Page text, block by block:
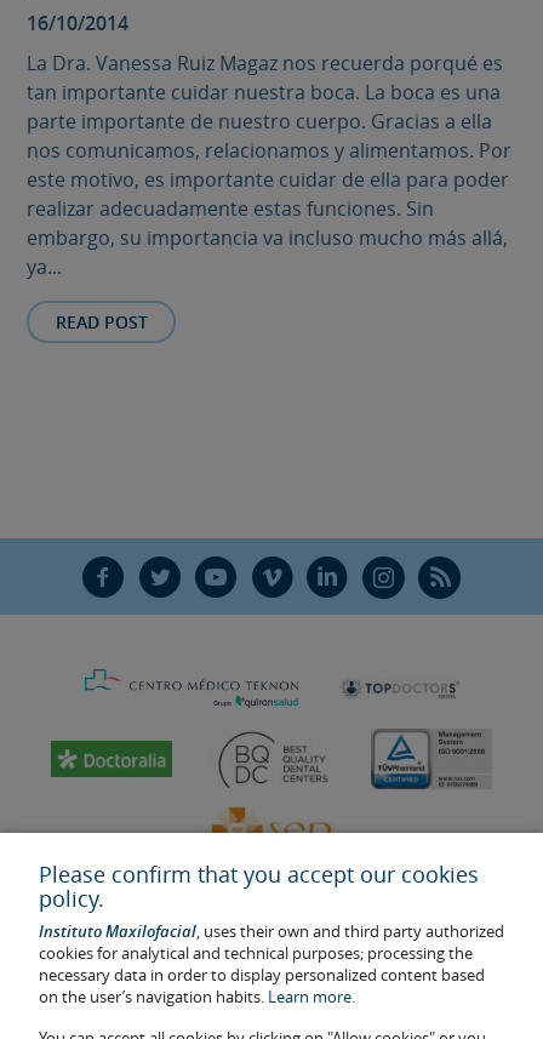
16/10/2014
La Dra. Vanessa Ruiz Magaz nos recuerda porqué es
tan importante cuidar nuestra boca. La boca es una
parte importante de nuestro cuerpo. Gracias a ella
nos comunicamos, relacionamos y alimentamos. Por
este motivo, es importante cuidar de ella para poder
realizar adecuadamente estas funciones. Sin
embargo, su importancia va incluso mucho más allá,
ya...
READ POST
F T Y V L Ñ R
Last update: 2023
Health center authorisation number: E08646940
Please confirm that you accept our cookies
policy.
Instituto Maxilofacial, uses their own and third party authorized
cookies for analytical and technical purposes; processing the
necessary data in order to display personalized content based
on the user’s navigation habits. Learn more.